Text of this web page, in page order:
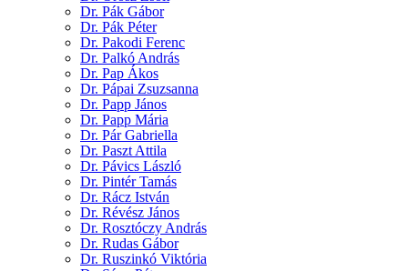
Dr. Pák Gábor
Dr. Pák Péter
Dr. Pakodi Ferenc
Dr. Palkó András
Dr. Pap Ákos
Dr. Pápai Zsuzsanna
Dr. Papp János
Dr. Papp Mária
Dr. Pár Gabriella
Dr. Paszt Attila
Dr. Pávics László
Dr. Pintér Tamás
Dr. Rácz István
Dr. Révész János
Dr. Rosztóczy András
Dr. Rudas Gábor
Dr. Ruszinkó Viktória